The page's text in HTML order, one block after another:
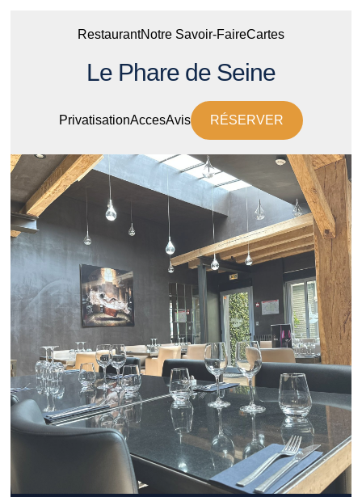
RestaurantNotre Savoir-FaireCartes
Le Phare de Seine
PrivatisationAccesAvis RÉSERVER